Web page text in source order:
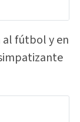
al fútbol y en